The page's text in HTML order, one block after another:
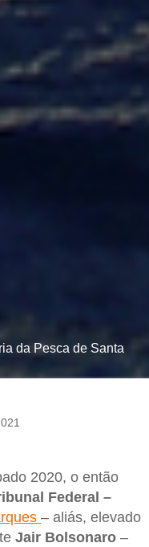
da Pesca de Santa
2020, o então
Federal –
– aliás, elevado
Jair Bolsonaro –